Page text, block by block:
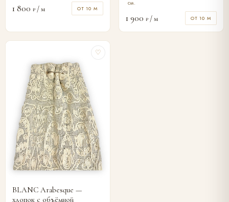
1 800 ₽ / м ОТ 10 М
см.
1 900 ₽ / м ОТ 10 М
♡
BLANC Arabesque —
хлопок с объёмной